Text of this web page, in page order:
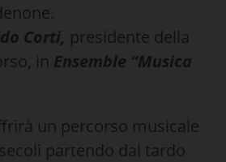
Corti, presidente della
in Ensemble “Musica
un percorso musicale
partendo dal tardo